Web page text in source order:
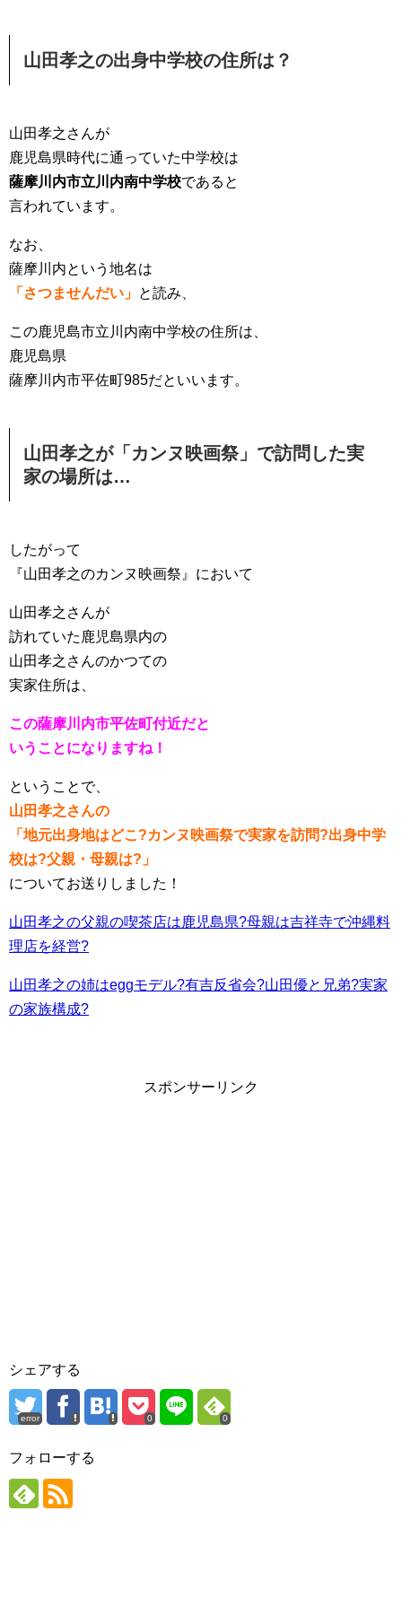
山田孝之の出身中学校の住所は？
山田孝之さんが
鹿児島県時代に通っていた中学校は
薩摩川内市立川内南中学校であると
言われています。
なお、
薩摩川内という地名は
「さつませんだい」 と読み、
この鹿児島市立川内南中学校の住所は、
鹿児島県
薩摩川内市平佐町985だといいます。
山田孝之が「カンヌ映画祭」で訪問した実
家の場所は…
したがって
『山田孝之のカンヌ映画祭』において
山田孝之さんが
訪れていた鹿児島県内の
山田孝之さんのかつての
実家住所は、
この薩摩川内市平佐町付近だと
いうことになりますね！
ということで、
山田孝之さんの
「地元出身地はどこ?カンヌ映画祭で実家を訪問?出身中学
校は?父親・母親は?」
についてお送りしました！
山田孝之の父親の喫茶店は鹿児島県?母親は吉祥寺で沖縄料
理店を経営?
山田孝之の姉はeggモデル?有吉反省会?山田優と兄弟?実家
の家族構成?
スポンサーリンク
シェアする
error 0 0
フォローする